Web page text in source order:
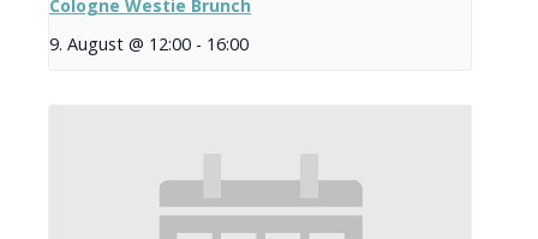
Cologne Westie Brunch
9. August @ 12:00 - 16:00